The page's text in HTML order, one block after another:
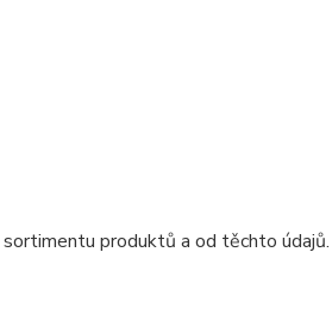
produktů a od těchto